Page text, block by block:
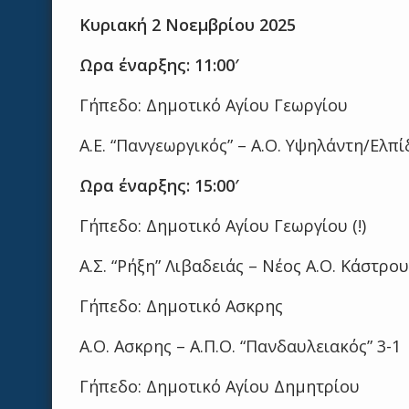
Κυριακή 2 Νοεμβρίου 2025
Ωρα έναρξης: 11:00′
Γήπεδο: Δημοτικό Αγίου Γεωργίου
Α.Ε. “Πανγεωργικός” – Α.Ο. Υψηλάντη/
Ωρα έναρξης: 15:00′
Γήπεδο: Δημοτικό Αγίου Γεωργίου (!)
Α.Σ. “Ρήξη” Λιβαδειάς – Νέος Α.Ο.
Γήπεδο: Δημοτικό Ασκρης
Α.Ο. Ασκρης – Α.Π.Ο. “Πανδαυλειακός” 3-1
Γήπεδο: Δημοτικό Αγίου Δημητρίου